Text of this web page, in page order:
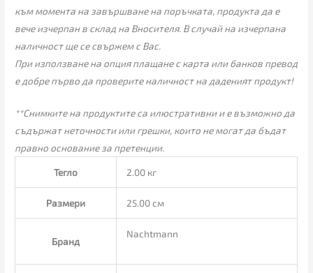
към момента на завършване на поръчката, продукта да е
вече изчерпан в склад на Вносителя. В случай на изчерпана
наличност ще се свържем с Вас.
При използване на опция плащане с карта или банков превод
е добре първо да проверите наличност на даденият продукт!
**Снимките на продуктите са илюстративни и е възможно да
съдържат неточности или грешки, които не могат да бъдат
правно основание за претенции.
Тегло 2.00 кг
Размери 25.00 см
Бранд
Nachtmann